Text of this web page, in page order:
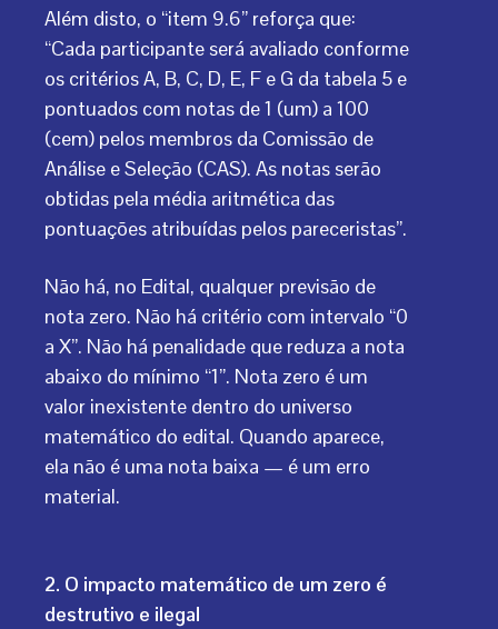
Além disto, o “item 9.6” reforça que:
“Cada participante será avaliado conforme
os critérios A, B, C, D, E, F e G da tabela 5 e
pontuados com notas de 1 (um) a 100
(cem) pelos membros da Comissão de
Análise e Seleção (CAS). As notas serão
obtidas pela média aritmética das
pontuações atribuídas pelos pareceristas”.
Não há, no Edital, qualquer previsão de
nota zero. Não há critério com intervalo “0
a X”. Não há penalidade que reduza a nota
abaixo do mínimo “1”. Nota zero é um
valor inexistente dentro do universo
matemático do edital. Quando aparece,
ela não é uma nota baixa — é um erro
material.
2. O impacto matemático de um zero é
destrutivo e ilegal